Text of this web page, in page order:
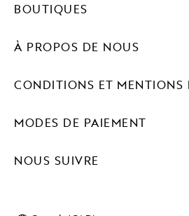
MODES DE PAIEMENT
NOUS SUIVRE
BOUTIQUES
À PROPOS DE NOUS
CONDITIONS ET MENTIONS